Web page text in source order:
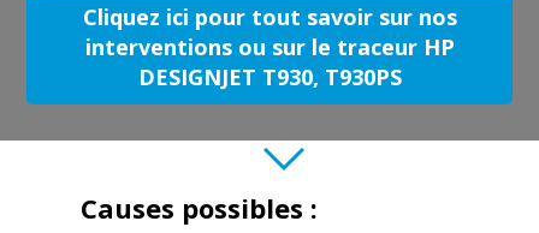
Cliquez ici pour tout savoir sur nos
interventions ou sur le traceur HP
DESIGNJET T930, T930PS
Causes possibles :